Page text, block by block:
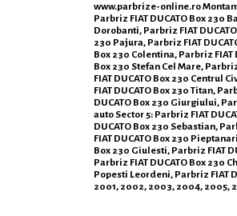
www.parbrize-online.ro
Parbriz FIAT DUCATO Box 230
Dorobanti, Parbriz FIAT
230 Pajura, Parbriz FIAT
Box 230 Colentina, Parbriz FIAT
Box 230 Stefan Cel Mare,
FIAT DUCATO Box 230 Centrul
FIAT DUCATO Box 230 Titan,
DUCATO Box 230 Giurgiului,
auto Sector 5: Parbriz FIAT
DUCATO Box 230 Sebastian,
FIAT DUCATO Box 230
Box 230 Giulesti, Parbriz FIAT
Parbriz FIAT DUCATO Box 230
Popesti Leordeni, Parbriz FIAT
2001, 2002, 2003, 2004, 2005,